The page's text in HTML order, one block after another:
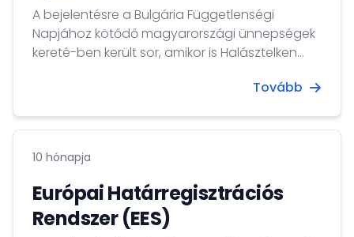
A bejelentésre a Bulgária Függetlenségi
Napjához kötődő magyarországi ünnepségek
kereté-ben került sor, amikor is Halásztelken
alapítóinak emelt emlékművet. Az ünnepélyes
Szentendrén a Magyar-Bolgár Barátság Napja
Tovább
10 hónapja
Európai Határregisztrációs
Rendszer (EES)